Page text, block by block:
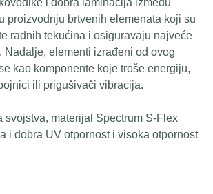
i dobra laminacija između
proizvodnju brtvenih elemenata koji su
radnih tekućina i osiguravaju najveće
Nadalje, elementi izrađeni od ovog
kao komponente koje troše energiju,
ili prigušivači vibracija.
svojstva, materijal Spectrum S-Flex
i dobra UV otpornost i visoka otpornost